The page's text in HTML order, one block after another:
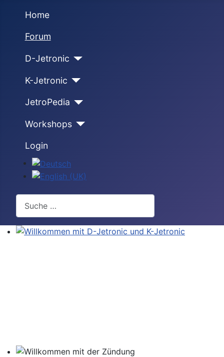
Home
Forum
D-Jetronic
K-Jetronic
JetroPedia
Workshops
Login
Sprache auswählen